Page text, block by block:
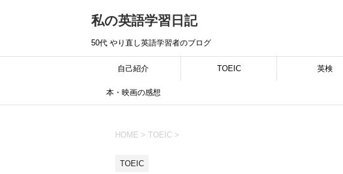
私の英語学習日記
50代 やり直し英語学習者のブログ
自己紹介 TOEIC 英検
本・映画の感想
HOME > TOEIC >
TOEIC